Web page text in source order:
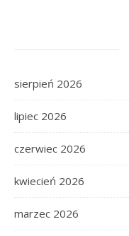
sierpień 2026
lipiec 2026
czerwiec 2026
kwiecień 2026
marzec 2026